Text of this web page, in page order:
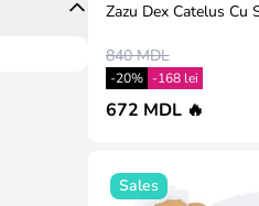
Zazu Dex Catelus Cu
840 MDL
-20% -168 lei
672 MDL 🔥
Sales